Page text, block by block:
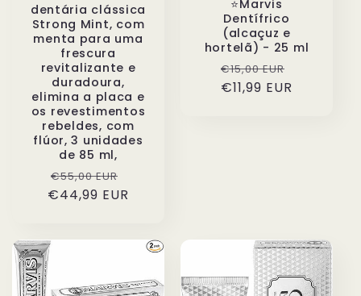
dentária clássica
Strong Mint, com
menta para uma
frescura
revitalizante e
duradoura,
elimina a placa e
os revestimentos
rebeldes, com
flúor, 3 unidades
de 85 ml,
Preço
normal
€55,00 EUR
de
€44,99 EUR
⭐️Marvis
Dentífrico
(alcaçuz e
hortelã) - 25 ml
Preço
normal
€15,00 EUR
€11,99 EUR